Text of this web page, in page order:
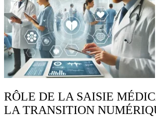
RÔLE DE LA SAISIE
LA TRANSITION